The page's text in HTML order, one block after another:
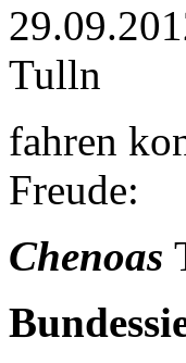
Tulln
fahren
Freude:
Chenoas